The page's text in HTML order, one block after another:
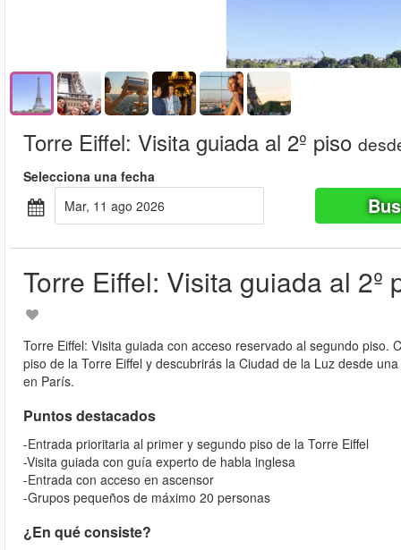
Torre Eiffel: Visita guiada al 2º piso
Selecciona una fecha
mar, 11 ago 2026
Torre Eiffel: Visita guiada al 2º
Torre Eiffel: Visita guiada con acceso reservado al segundo
piso de la Torre Eiffel y descubrirás la Ciudad de la Luz desde
en París.
Puntos destacados
-Entrada prioritaria al primer y segundo piso de la Torre Eiffel
-Visita guiada con guía experto de habla inglesa
-Entrada con acceso en ascensor
-Grupos pequeños de máximo 20 personas
¿En qué consiste?